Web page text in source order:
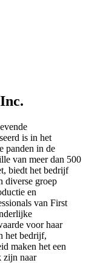
is in het
panden in de
van meer dan 500
biedt het bedrijf
diverse groep
en
van First
voor haar
het bedrijf,
maken het een
zijn naar